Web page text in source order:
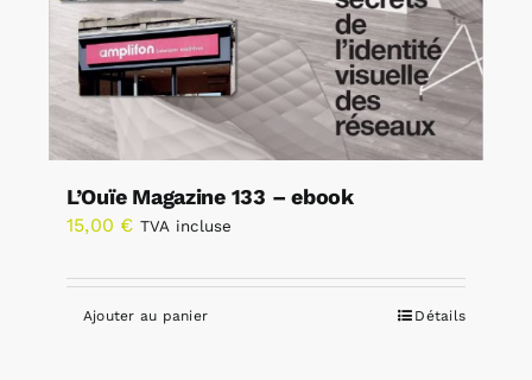
L’Ouïe Magazine 133 – ebook
15,00 € TVA incluse
Ajouter au panier Détails